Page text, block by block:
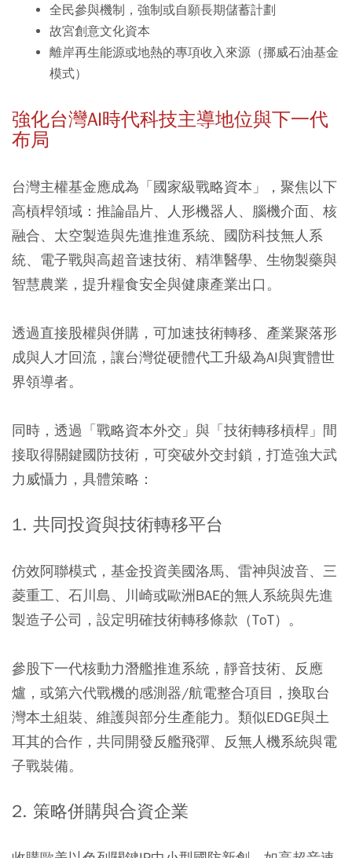
全民參與機制，強制或自願長期儲蓄計劃
故宮創意文化資本
離岸再生能源或地熱的專項收入來源（挪威石油基金
模式）
強化台灣AI時代科技主導地位與下一代
布局
台灣主權基金應成為「國家級戰略資本」，聚焦以下
高槓桿領域：推論晶片、人形機器人、腦機介面、核
融合、太空製造與先進推進系統、國防科技無人系
統、電子戰與高超音速技術、精準醫學、生物製藥與
智慧農業，提升糧食安全與健康產業出口。
透過直接股權與併購，可加速技術轉移、產業聚落形
成與人才回流，讓台灣從硬體代工升級為AI與實體世
界領導者。
同時，透過「戰略資本外交」與「技術轉移槓桿」間
接取得關鍵國防技術，可突破外交封鎖，打造強大武
力威懾力，具體策略：
1. 共同投資與技術轉移平台
仿效阿聯模式，基金投資美國洛馬、雷神與波音、三
菱重工、石川島、川崎或歐洲BAE的無人系統與先進
製造子公司，設定明確技術轉移條款（ToT）。
參股下一代核動力潛艦推進系統，靜音技術、反應
爐，或第六代戰機的感測器/航電整合項目，換取台
灣本土組裝、維護與部分生產能力。類似EDGE與土
耳其的合作，共同開發反艦飛彈、反無人機系統與電
子戰裝備。
2. 策略併購與合資企業